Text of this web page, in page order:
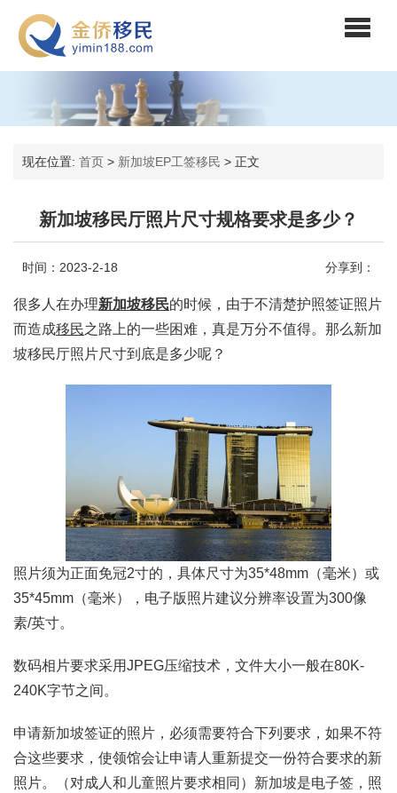
现在位置: 首页 > 新加坡EP工签移民 > 正文
新加坡移民厅照片尺寸规格要求是多少？
时间：2023-2-18 分享到：
很多人在办理新加坡移民的时候，由于不清楚护照签证照片
而造成移民之路上的一些困难，真是万分不值得。那么新加
坡移民厅照片尺寸到底是多少呢？
照片须为正面免冠2寸的，具体尺寸为35*48mm（毫米）或
35*45mm（毫米），电子版照片建议分辨率设置为300像
素/英寸。
数码相片要求采用JPEG压缩技术，文件大小一般在80K-
240K字节之间。
申请新加坡签证的照片，必须需要符合下列要求，如果不符
合这些要求，使领馆会让申请人重新提交一份符合要求的新
照片。（对成人和儿童照片要求相同）新加坡是电子签，照